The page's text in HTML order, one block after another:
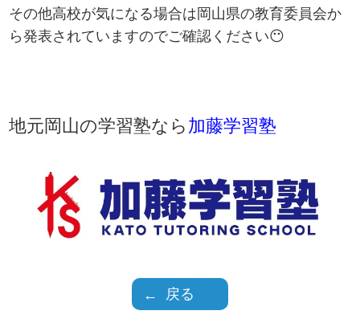
その他高校が気になる場合は岡山県の教育委員会か
ら発表されていますのでご確認ください😶
地元岡山の学習塾なら 加藤学習塾
戻る